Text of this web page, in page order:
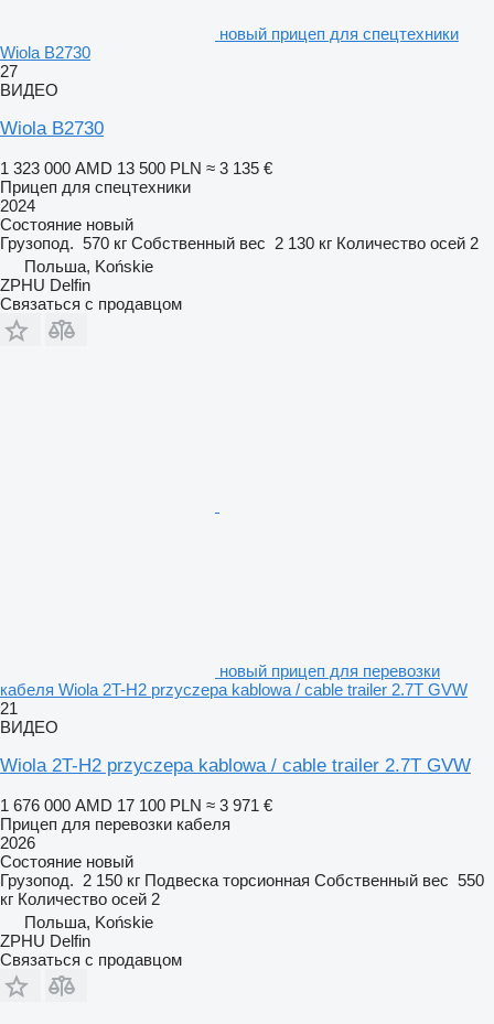
новый прицеп для спецтехники
Wiola B2730
27
ВИДЕО
Wiola B2730
1 323 000 AMD 13 500 PLN ≈ 3 135 €
Прицеп для спецтехники
2024
Состояние новый
Грузопод. 570 кг Собственный вес 2 130 кг Количество осей 2
Польша, Końskie
ZPHU Delfin
Связаться с продавцом
новый прицеп для перевозки
кабеля Wiola 2T-H2 przyczepa kablowa / cable trailer 2.7T GVW
21
ВИДЕО
Wiola 2T-H2 przyczepa kablowa / cable trailer 2.7T GVW
1 676 000 AMD 17 100 PLN ≈ 3 971 €
Прицеп для перевозки кабеля
2026
Состояние новый
Грузопод. 2 150 кг Подвеска торсионная Собственный вес 550
кг Количество осей 2
Польша, Końskie
ZPHU Delfin
Связаться с продавцом